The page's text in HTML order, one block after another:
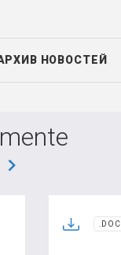
НОВОСТЕЙ
.DOC